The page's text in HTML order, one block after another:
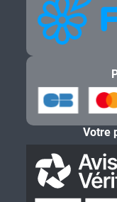
Votre